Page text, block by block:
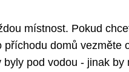
místnost. Pokud
domů vezměte
pod vodou - jinak